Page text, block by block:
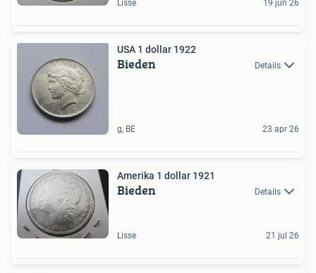
Lisse 19 jun 26
USA 1 dollar 1922
Bieden Details
g, BE 23 apr 26
Amerika 1 dollar 1921
Bieden Details
Lisse 21 jul 26